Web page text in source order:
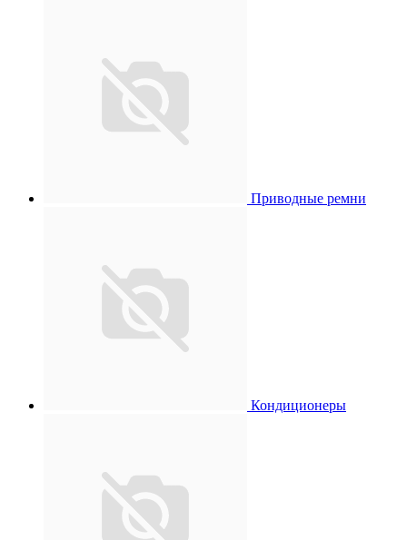
Приводные ремни
Кондиционеры